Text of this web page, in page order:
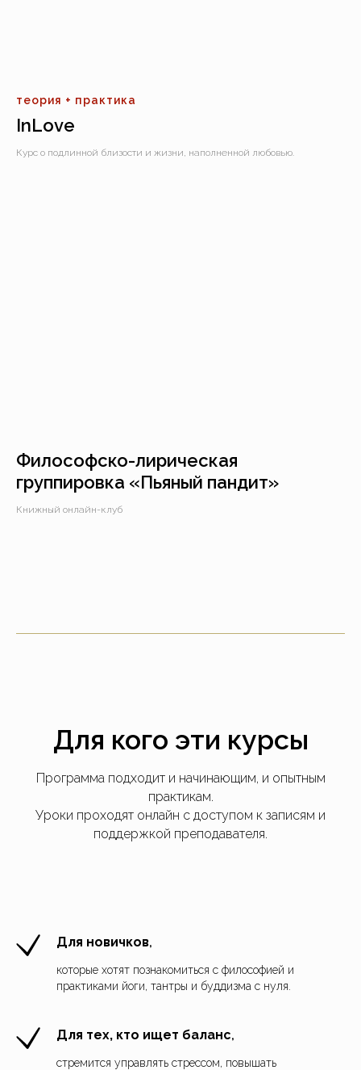
теория + практика
InLove
Курс о подлинной близости и жизни, наполненной любовью.
Философско-лирическая
группировка «Пьяный пандит»
Книжный онлайн-клуб
Для кого эти курсы
Программа подходит и начинающим, и опытным
практикам.
Уроки проходят онлайн с доступом к записям и
поддержкой преподавателя.
Для новичков,
которые хотят познакомиться с философией и
практиками йоги, тантры и буддизма с нуля.
Для тех, кто ищет баланс,
стремится управлять стрессом, повышать